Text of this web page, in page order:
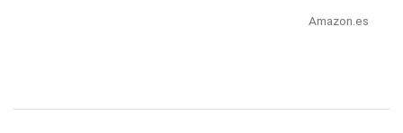
Amazon.es